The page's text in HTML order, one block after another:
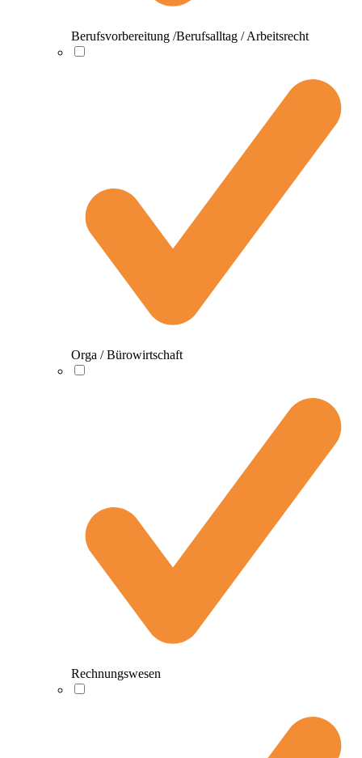
Berufsvorbereitung /Berufsalltag / Arbeitsrecht
Orga / Bürowirtschaft
Rechnungswesen